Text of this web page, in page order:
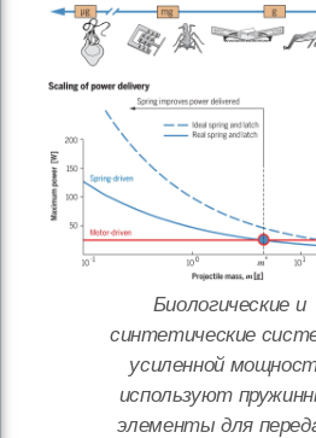
Биологические и
синтетические
усиленной
используют
элементы для